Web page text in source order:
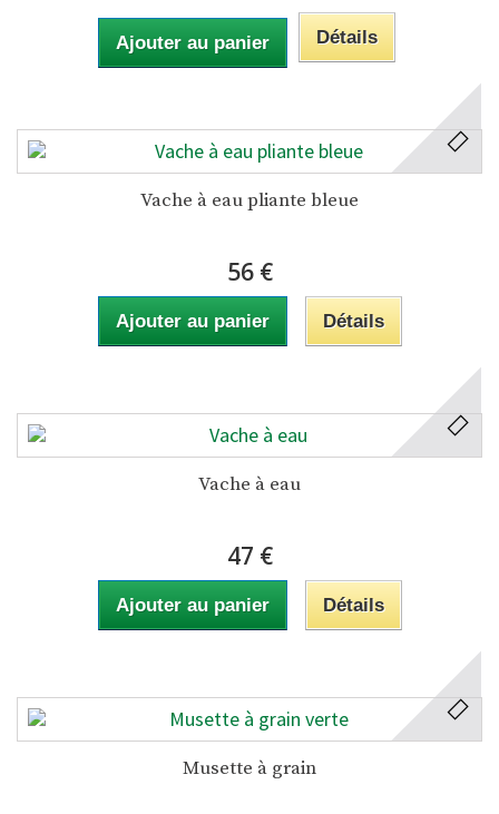
Ajouter au panier Détails
Vache à eau pliante bleue
56 €
Ajouter au panier Détails
Vache à eau
47 €
Ajouter au panier Détails
Musette à grain